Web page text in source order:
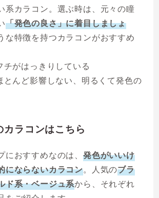
系カラコン。選ぶ時は、元々の瞳
「発色の良さ」に着目しましょ
な特徴を持つカラコンがおすすめ
チがはっきりしている
とんど影響しない、明るくて発色の
カラコンはこちら
におすすめなのは、 発色がいいけ
にならないカラコン。人気のブラ
ド系・ベージュ系から、それぞれ